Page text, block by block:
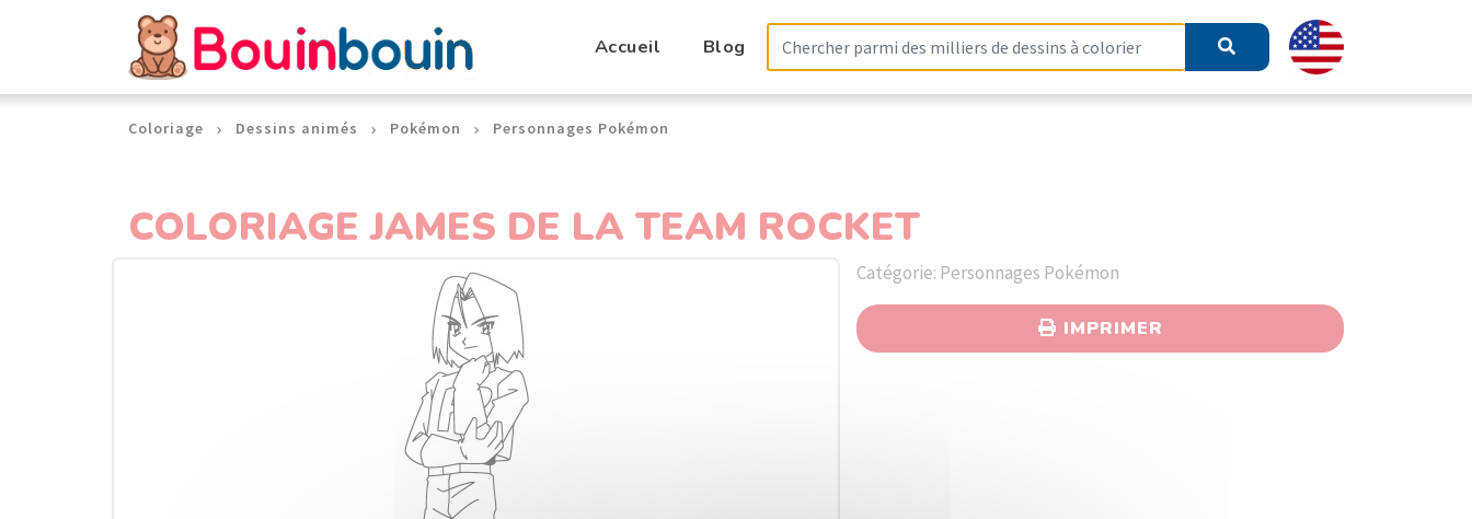
Accueil Blog
Coloriage Dessins animés Pokémon Personnages Pokémon
COLORIAGE JAMES DE LA TEAM ROCKET
Catégorie: Personnages Pokémon
IMPRIMER
Panneau de gestion des cookies